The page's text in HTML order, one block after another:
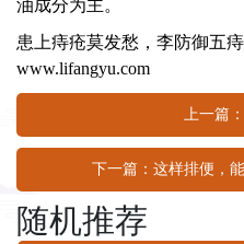
油成分为主。
患上痔疮莫发愁，李防御五
www.lifangyu.com
上一篇
下一篇：这样排便，
随机推荐